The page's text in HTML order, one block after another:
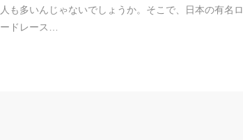
人も多いんじゃないでしょうか。そこで、日本の有名ロ
ードレース…